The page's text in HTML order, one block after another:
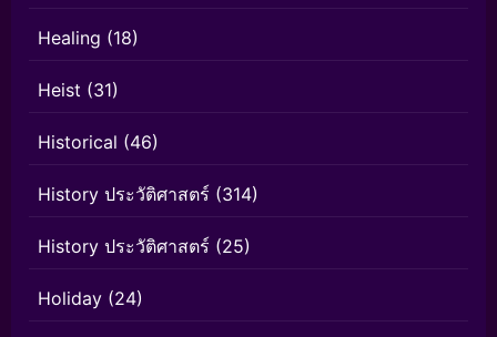
Healing (18)
Heist (31)
Historical (46)
History ประวัติศาสตร์ (314)
History ประวัติศาสตร์ (25)
Holiday (24)